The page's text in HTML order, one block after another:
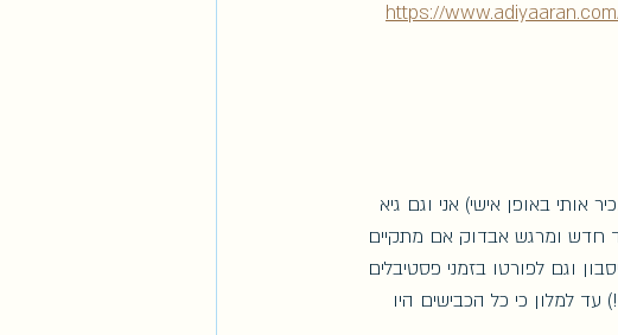
https://www.adiyaaran.com/
באופן אישי) אני וגם גיא
חדש ומרגש אבדוק אם מתקיים
וגם לפורטו בזמני פסטיבלים
עם כל הציוד (המוגזם!!!) עד למלון כי כל הכבישים היו